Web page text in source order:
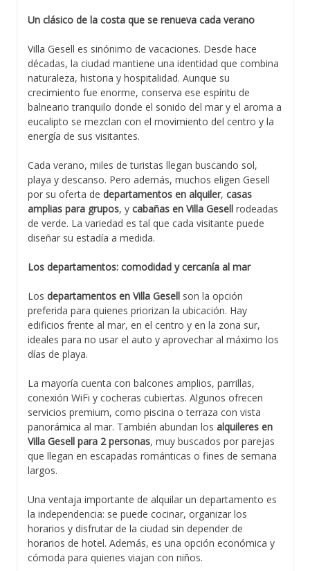
Un clásico de la costa que se renueva cada verano
Villa Gesell es sinónimo de vacaciones. Desde hace
décadas, la ciudad mantiene una identidad que combina
naturaleza, historia y hospitalidad. Aunque su
crecimiento fue enorme, conserva ese espíritu de
balneario tranquilo donde el sonido del mar y el aroma a
eucalipto se mezclan con el movimiento del centro y la
energía de sus visitantes.
Cada verano, miles de turistas llegan buscando sol,
playa y descanso. Pero además, muchos eligen Gesell
por su oferta de departamentos en alquiler, casas
amplias para grupos, y cabañas en Villa Gesell rodeadas
de verde. La variedad es tal que cada visitante puede
diseñar su estadía a medida.
Los departamentos: comodidad y cercanía al mar
Los departamentos en Villa Gesell son la opción
preferida para quienes priorizan la ubicación. Hay
edificios frente al mar, en el centro y en la zona sur,
ideales para no usar el auto y aprovechar al máximo los
días de playa.
La mayoría cuenta con balcones amplios, parrillas,
conexión WiFi y cocheras cubiertas. Algunos ofrecen
servicios premium, como piscina o terraza con vista
panorámica al mar. También abundan los alquileres en
Villa Gesell para 2 personas, muy buscados por parejas
que llegan en escapadas románticas o fines de semana
largos.
Una ventaja importante de alquilar un departamento es
la independencia: se puede cocinar, organizar los
horarios y disfrutar de la ciudad sin depender de
horarios de hotel. Además, es una opción económica y
cómoda para quienes viajan con niños.